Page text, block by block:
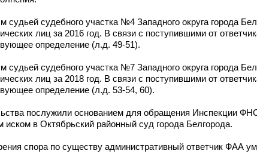
судьей судебного участка №4 Западного округа города
лиц за 2016 год. В связи с поступившими от
определение (л.д. 49-51).
судьей судебного участка №7 Западного округа города
лиц за 2018 год. В связи с поступившими от
определение (л.д. 53-54, 60).
послужили основанием для обращения Инспекции
иском в Октябрьский районный суд города Белгорода.
спора по существу административный ответчик ФАА